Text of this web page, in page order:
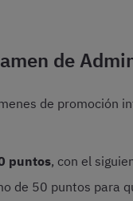
de
de promoción
puntos, con el
de 50 puntos para